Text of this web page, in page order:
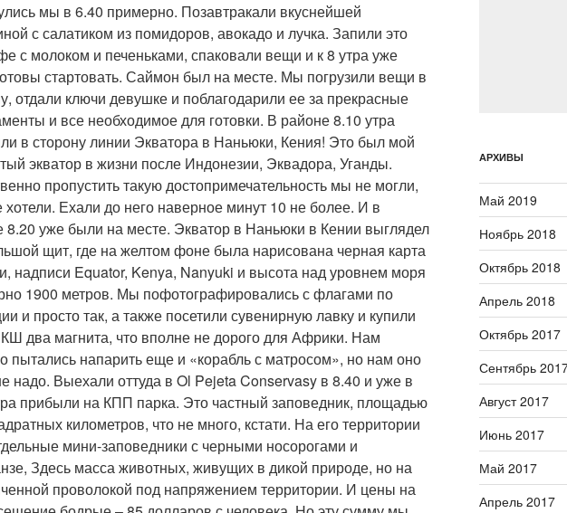
мы в 6.40 примерно. Позавтракали вкуснейшей
с салатиком из помидоров, авокадо и лучка. Запили это
с молоком и печеньками, спаковали вещи и к 8 утра уже
стартовать. Саймон был на месте. Мы погрузили вещи в
отдали ключи девушке и поблагодарили ее за прекрасные
и все необходимое для готовки. В районе 8.10 утра
в сторону линии Экватора в Наньюки, Кения! Это был мой
экватор в жизни после Индонезии, Эквадора, Уганды.
пропустить такую достопримечательность мы не могли,
хотели. Ехали до него наверное минут 10 не более. И в
8.20 уже были на месте. Экватор в Наньюки в Кении выглядел
щит, где на желтом фоне была нарисована черная карта
надписи Equator, Kenya, Nanyuki и высота над уровнем моря
1900 метров. Мы пофотографировались с флагами по
и просто так, а также посетили сувенирную лавку и купили
два магнита, что вполне не дорого для Африки. Нам
пытались напарить еще и «корабль с матросом», но нам оно
надо. Выехали оттуда в Ol Pejeta Conservasy в 8.40 и уже в
прибыли на КПП парка. Это частный заповедник, площадью
километров, что не много, кстати. На его территории
мини-заповедники с черными носорогами и
Здесь масса животных, живущих в дикой природе, но на
проволокой под напряжением территории. И цены на
АРХИВЫ
Май 2019
Ноябрь 2018
Октябрь 2018
Апрель 2018
Октябрь 2017
Сентябрь
Август 2017
Июнь 2017
Май 2017
Апрель 2017